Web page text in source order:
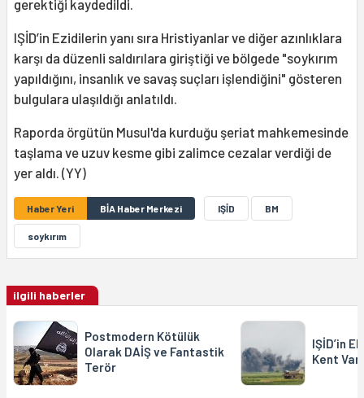
gerektiği kaydedildi.
IŞİD’in Ezidilerin yanı sıra Hristiyanlar ve diğer azınlıklara
karşı da düzenli saldırılara giriştiği ve bölgede "soykırım
yapıldığını, insanlık ve savaş suçları işlendiğini" gösteren
bulgulara ulaşıldığı anlatıldı.
Raporda örgütün Musul'da kurduğu şeriat mahkemesinde
taşlama ve uzuv kesme gibi zalimce cezalar verdiği de
yer aldı. (YY)
Haber Yeri BİA Haber Merkezi IŞİD BM
soykırım
ilgili haberler
Postmodern Kötülük
Olarak DAİŞ ve Fantastik
Terör
IŞİD’in
Kent Var